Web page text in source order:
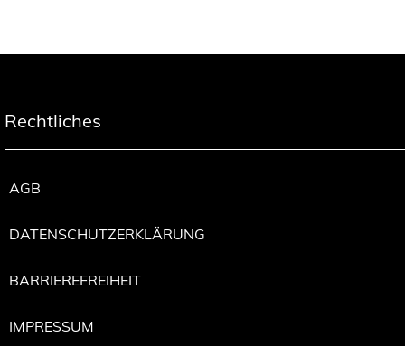
Rechtliches
AGB
DATENSCHUTZERKLÄRUNG
BARRIEREFREIHEIT
IMPRESSUM